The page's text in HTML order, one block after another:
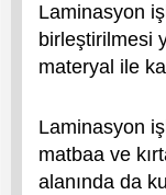
Laminasyon
birleştirilmesi
materyal ile
Laminasyon
matbaa ve
alanında da